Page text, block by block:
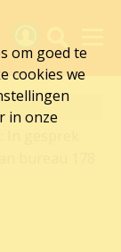
gesprek
om goed te
cookies we
in onze